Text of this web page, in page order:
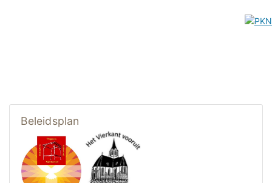
Beleidsplan